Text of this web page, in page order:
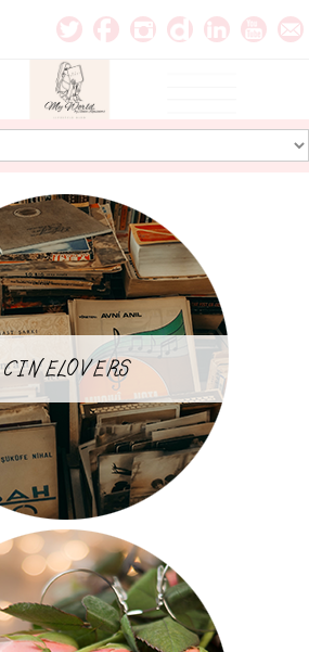
CINELOVERS